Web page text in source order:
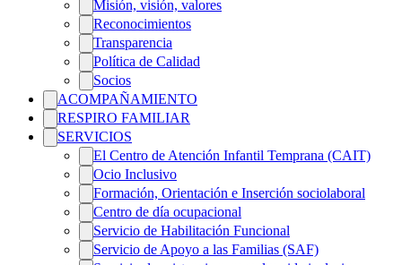
Misión, visión, valores
Reconocimientos
Transparencia
Política de Calidad
Socios
ACOMPAÑAMIENTO
RESPIRO FAMILIAR
SERVICIOS
El Centro de Atención Infantil Temprana (CAIT)
Ocio Inclusivo
Formación, Orientación e Inserción sociolaboral
Centro de día ocupacional
Servicio de Habilitación Funcional
Servicio de Apoyo a las Familias (SAF)